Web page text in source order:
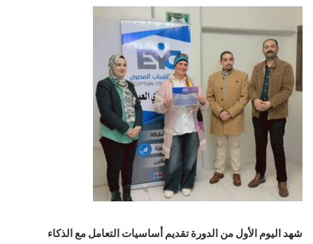
شهد اليوم الأول من الدورة تقديم أساسيات التعامل مع الذكاء